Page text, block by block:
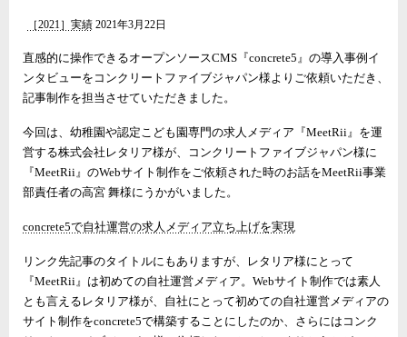
［2021］実績 2021年3月22日
直感的に操作できるオープンソースCMS『concrete5』の導入事例イ
ンタビューをコンクリートファイブジャパン様よりご依頼いただき、
記事制作を担当させていただきました。
今回は、幼稚園や認定こども園専門の求人メディア『MeetRii』を運
営する株式会社レタリア様が、コンクリートファイブジャパン様に
『MeetRii』のWebサイト制作をご依頼された時のお話をMeetRii事業
部責任者の高宮 舞様にうかがいました。
concrete5で自社運営の求人メディア立ち上げを実現
リンク先記事のタイトルにもありますが、レタリア様にとって
『MeetRii』は初めての自社運営メディア。Webサイト制作では素人
とも言えるレタリア様が、自社にとって初めての自社運営メディアの
サイト制作をconcrete5で構築することにしたのか、さらにはコンク